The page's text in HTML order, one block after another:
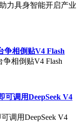
力具身智能开启产业
争相倒贴V4 Flash
争相倒贴V4 Flash
调用DeepSeek V4
调用DeepSeek V4